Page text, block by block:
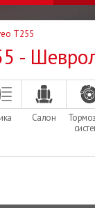
T255
-
Салон